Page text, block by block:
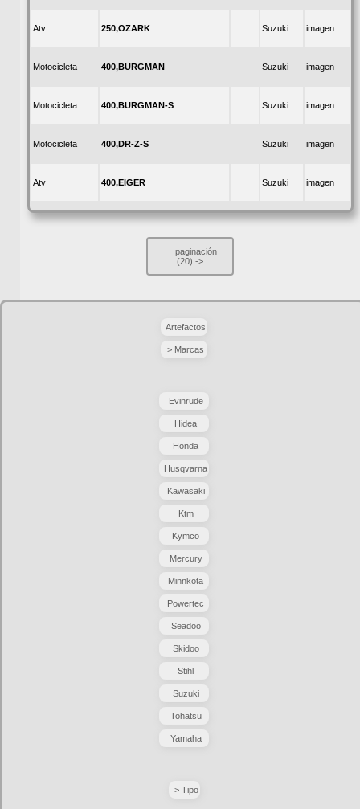
Atv 250,OZARK Suzuki imagen
Motocicleta 400,BURGMAN Suzuki imagen
Motocicleta 400,BURGMAN-S Suzuki imagen
Motocicleta 400,DR-Z-S Suzuki imagen
Atv 400,EIGER Suzuki imagen
paginación
(20) ->
Artefactos
> Marcas
Evinrude
Hidea
Honda
Husqvarna
Kawasaki
Ktm
Kymco
Mercury
Minnkota
Powertec
Seadoo
Skidoo
Stihl
Suzuki
Tohatsu
Yamaha
> Tipo